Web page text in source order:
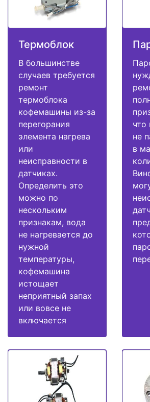
Термоблок
В большинстве
случаев требуется
ремонт
термоблока
кофемашины из-за
перегорания
элемента нагрева
или
неисправности в
датчиках.
Определить это
можно по
нескольким
признакам, вода
не нагревается до
нужной
температуры,
кофемашина
истощает
неприятный запах
или вовсе не
включается
что
не
в